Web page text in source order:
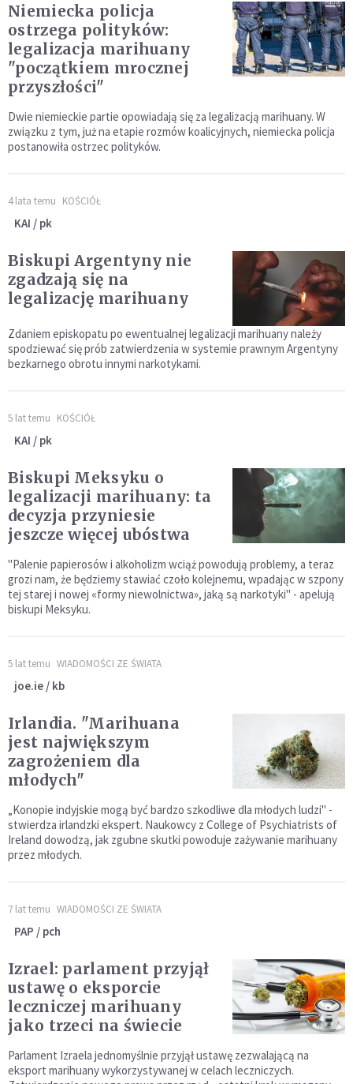
Niemiecka policja
ostrzega polityków:
legalizacja marihuany
"początkiem mrocznej
przyszłości"
Dwie niemieckie partie opowiadają się za legalizacją marihuany. W
związku z tym, już na etapie rozmów koalicyjnych, niemiecka policja
postanowiła ostrzec polityków.
4 lata temu KOŚCIÓŁ
KAI / pk
Biskupi Argentyny nie
zgadzają się na
legalizację marihuany
Zdaniem episkopatu po ewentualnej legalizacji marihuany należy
spodziewać się prób zatwierdzenia w systemie prawnym Argentyny
bezkarnego obrotu innymi narkotykami.
5 lat temu KOŚCIÓŁ
KAI / pk
Biskupi Meksyku o
legalizacji marihuany: ta
decyzja przyniesie
jeszcze więcej ubóstwa
"Palenie papierosów i alkoholizm wciąż powodują problemy, a teraz
grozi nam, że będziemy stawiać czoło kolejnemu, wpadając w szpony
tej starej i nowej «formy niewolnictwa», jaką są narkotyki" - apelują
biskupi Meksyku.
5 lat temu WIADOMOŚCI ZE ŚWIATA
joe.ie / kb
Irlandia. "Marihuana
jest największym
zagrożeniem dla
młodych"
„Konopie indyjskie mogą być bardzo szkodliwe dla młodych ludzi" -
stwierdza irlandzki ekspert. Naukowcy z College of Psychiatrists of
Ireland dowodzą, jak zgubne skutki powoduje zażywanie marihuany
przez młodych.
7 lat temu WIADOMOŚCI ZE ŚWIATA
PAP / pch
Izrael: parlament przyjął
ustawę o eksporcie
leczniczej marihuany
jako trzeci na świecie
Parlament Izraela jednomyślnie przyjął ustawę zezwalającą na
eksport marihuany wykorzystywanej w celach leczniczych.